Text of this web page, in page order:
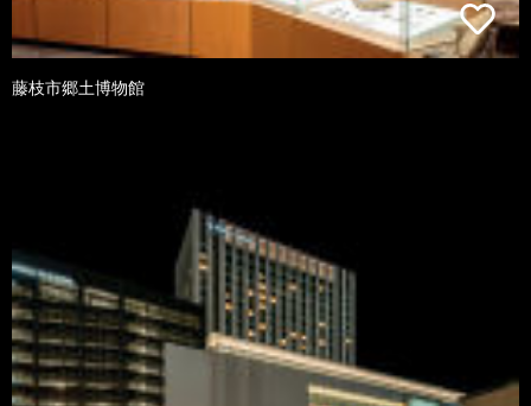
藤枝市郷土博物館